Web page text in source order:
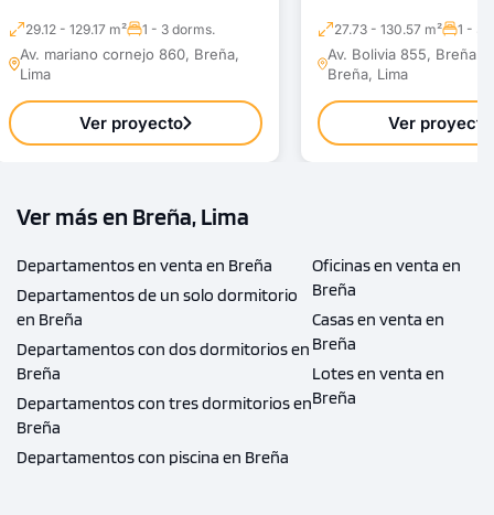
1 unidad disponible
Desde
S/ 580,600
Modelo DA 1308
3 dorms.
COTIZAR AHORA
29.12 - 129.17 m² 1 - 3 dorms.
Av. mariano cornejo 860, Breña,
Lima
Ver proyecto
27.73 - 130.57 m² 1 - 3
Av. Bolivia 855, Breña
Breña, Lima
Ver proyecto
Ver más en Breña, Lima
Departamentos en venta en Breña
Departamentos de un solo dormitorio
en Breña
Departamentos con dos dormitorios en
Breña
Departamentos con tres dormitorios en
Breña
Departamentos con piscina en Breña
Oficinas en venta en
Breña
Casas en venta en
Breña
Lotes en venta en
Breña